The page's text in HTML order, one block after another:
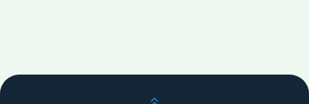
قم بالتمرير لأعلى